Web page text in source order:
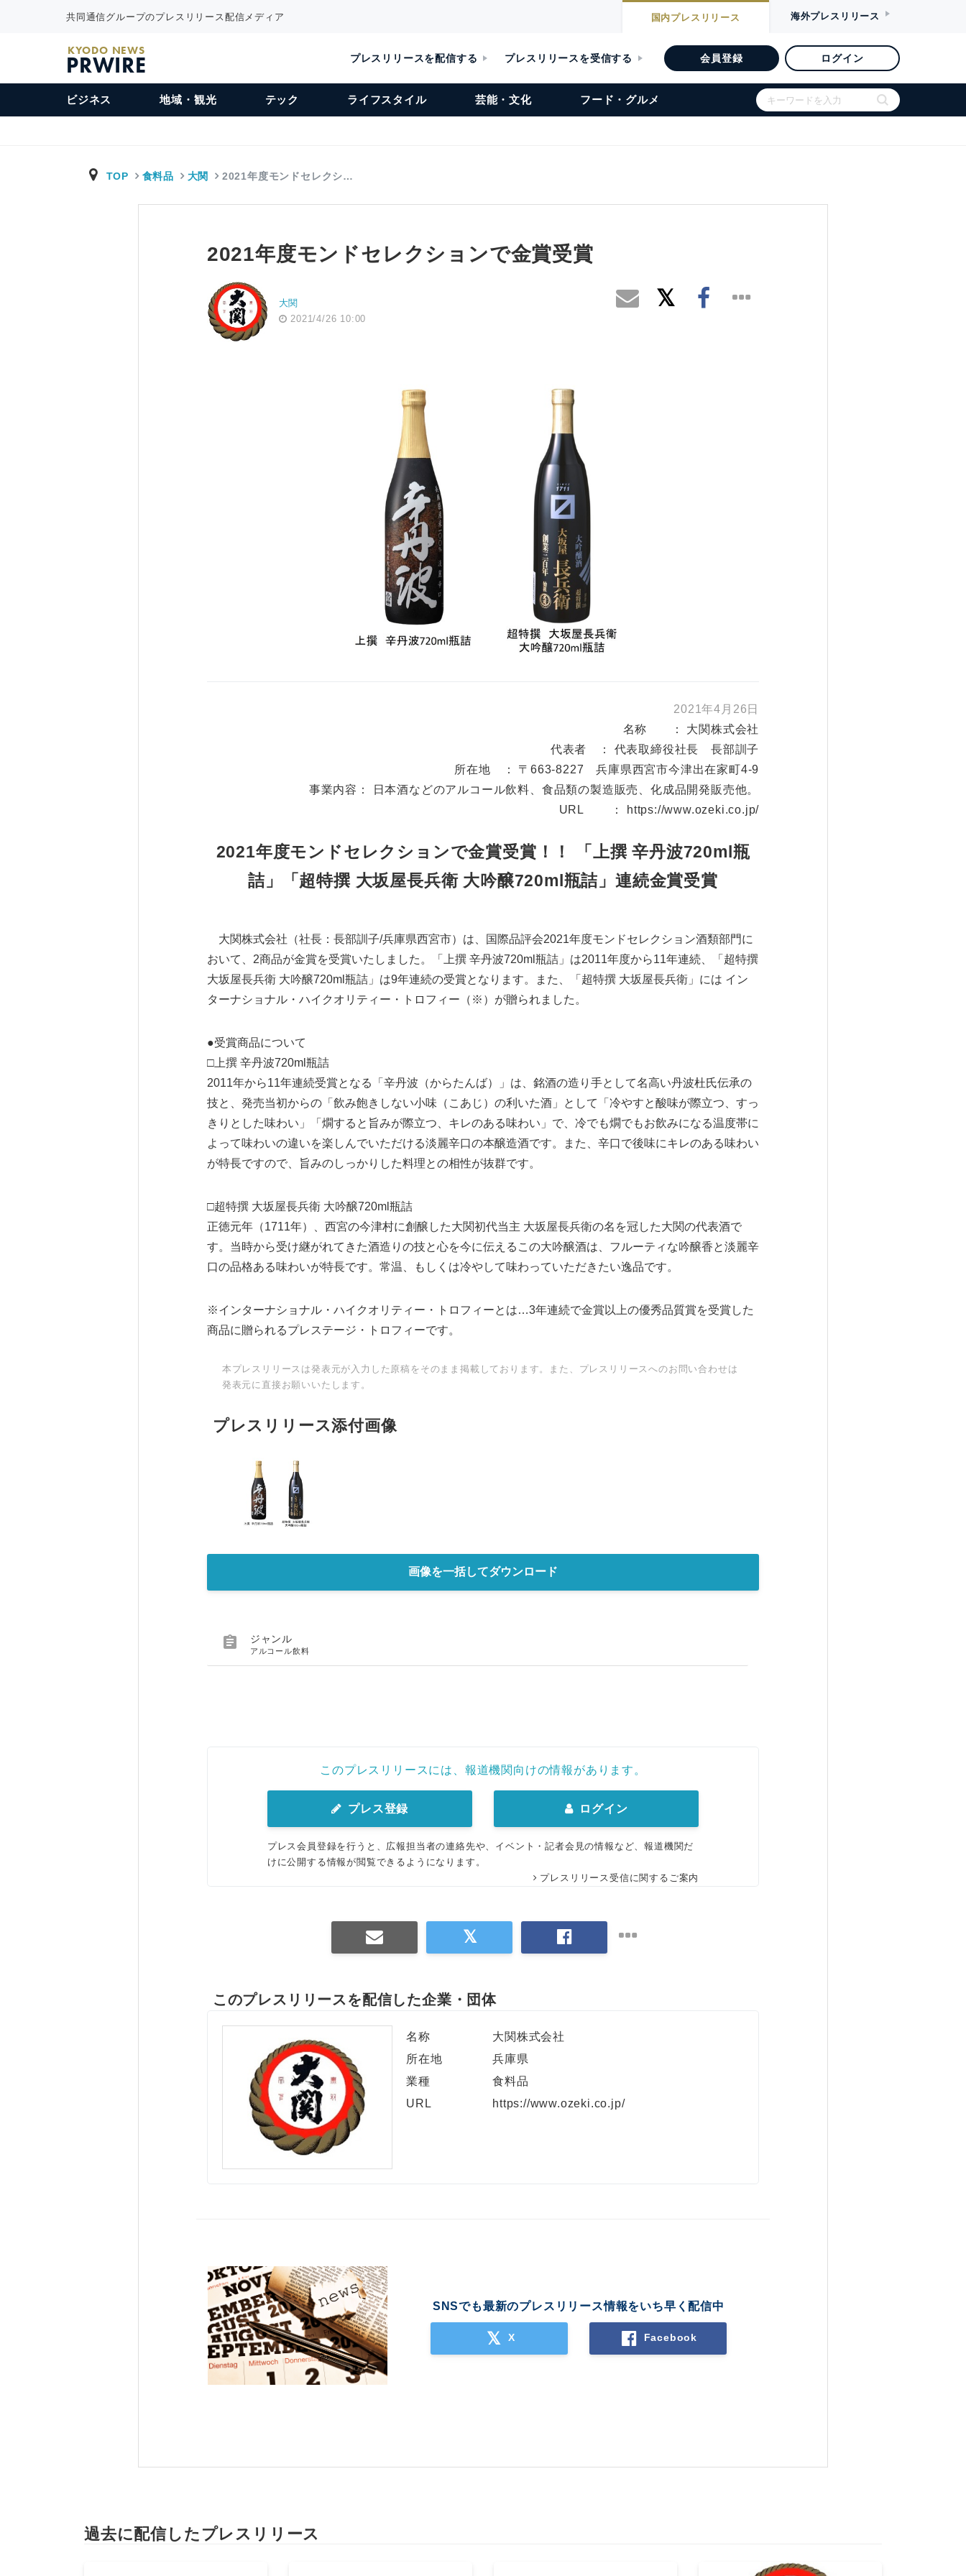
共同通信グループのプレスリリース配信メディア 国内プレスリリース 海外プレスリリース
KYODO NEWS
PRWIRE プレスリリースを配信する プレスリリースを受信する 会員登録 ログイン
ビジネス 地域・観光 テック ライフスタイル 芸能・文化 フード・グルメ
TOP 食料品 大関 2021年度モンドセレクシ…
2021年度モンドセレクションで金賞受賞
大関
2021/4/26 10:00
2021年4月26日
名称 ： 大関株式会社
代表者 ： 代表取締役社長 長部訓子
所在地 ： 〒663-8227 兵庫県西宮市今津出在家町4-9
事業内容： 日本酒などのアルコール飲料、食品類の製造販売、化成品開発販売他。
URL ：
https://www.ozeki.co.jp/
2021年度モンドセレクションで金賞受賞！！ 「上撰 辛丹波720ml瓶
詰」「超特撰 大坂屋長兵衛 大吟醸720ml瓶詰」連続金賞受賞
大関株式会社（社長：長部訓子/兵庫県西宮市）は、国際品評会2021年度モンドセレクション酒類部門に
おいて、2商品が金賞を受賞いたしました。「上撰 辛丹波720ml瓶詰」は2011年度から11年連続、「超特撰
大坂屋長兵衛 大吟醸720ml瓶詰」は9年連続の受賞となります。また、「超特撰 大坂屋長兵衛」には イン
ターナショナル・ハイクオリティー・トロフィー（※）が贈られました。
●受賞商品について
□上撰 辛丹波720ml瓶詰
2011年から11年連続受賞となる「辛丹波（からたんば）」は、銘酒の造り手として名高い丹波杜氏伝承の
技と、発売当初からの「飲み飽きしない小味（こあじ）の利いた酒」として「冷やすと酸味が際立つ、すっ
きりとした味わい」「燗すると旨みが際立つ、キレのある味わい」で、冷でも燗でもお飲みになる温度帯に
よって味わいの違いを楽しんでいただける淡麗辛口の本醸造酒です。また、辛口で後味にキレのある味わい
が特長ですので、旨みのしっかりした料理との相性が抜群です。
□超特撰 大坂屋長兵衛 大吟醸720ml瓶詰
正徳元年（1711年）、西宮の今津村に創醸した大関初代当主 大坂屋長兵衛の名を冠した大関の代表酒で
す。当時から受け継がれてきた酒造りの技と心を今に伝えるこの大吟醸酒は、フルーティな吟醸香と淡麗辛
口の品格ある味わいが特長です。常温、もしくは冷やして味わっていただきたい逸品です。
※インターナショナル・ハイクオリティー・トロフィーとは…3年連続で金賞以上の優秀品質賞を受賞した
商品に贈られるプレステージ・トロフィーです。
本プレスリリースは発表元が入力した原稿をそのまま掲載しております。また、プレスリリースへのお問い合わせは
発表元に直接お願いいたします。
プレスリリース添付画像
画像を一括してダウンロード
 ジャンル
アルコール飲料
このプレスリリースには、報道機関向けの情報があります。
プレス登録 ログイン
プレス会員登録を行うと、広報担当者の連絡先や、イベント・記者会見の情報など、報道機関だ
けに公開する情報が閲覧できるようになります。
プレスリリース受信に関するご案内
このプレスリリースを配信した企業・団体
名称
大関株式会社
所在地
兵庫県
業種
食料品
URL
https://www.ozeki.co.jp/
SNSでも最新のプレスリリース情報をいち早く配信中
X Facebook
過去に配信したプレスリリース